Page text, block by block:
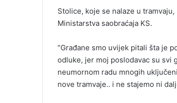
Stolice, koje se nalaze u
Ministarstva saobraćaja KS.
“Građane smo uvijek pitali šta je
odluke, jer moj poslodavac su svi
neumornom radu mnogih
nove tramvaje.. i ne stajemo ni